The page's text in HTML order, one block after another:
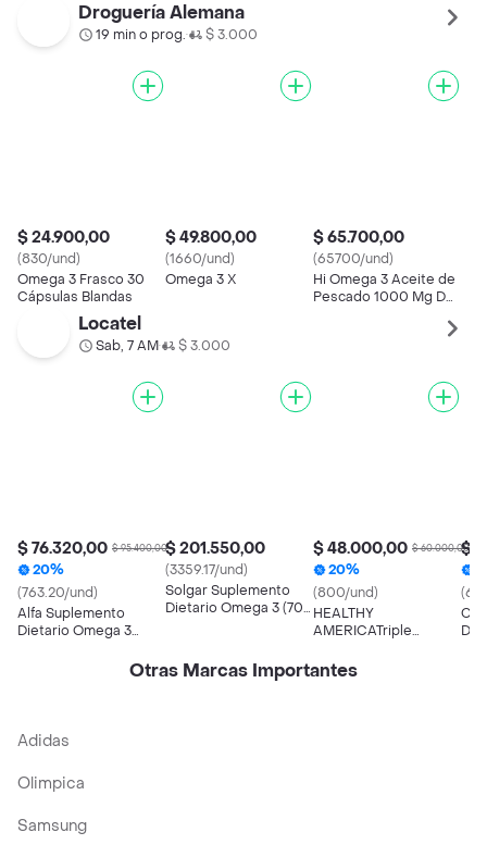
Droguería Alemana
19 min o prog.• $ 3.000
$ 24.900,00
(830/und)
Omega 3 Frasco 30
Cápsulas Blandas
$ 49.800,00
(1660/und)
Omega 3 X
$ 65.700,00
(65700/und)
Hi Omega 3 Aceite de
Pescado 1000 Mg Dha
Locatel
Sab, 7 AM• $ 3.000
$ 76.320,00 $ 95.400,00
20%
(763.20/und)
Alfa Suplemento
Dietario Omega 3
$ 201.550,00
(3359.17/und)
Solgar Suplemento
Dietario Omega 3 (700
$ 48.000,00 $ 60.000,00
20%
(800/und)
HEALTHY
AMERICATriple
$
Otras Marcas Importantes
Adidas
Olimpica
Samsung